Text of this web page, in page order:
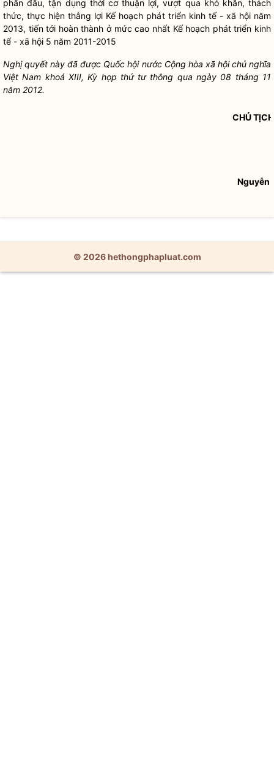
phấn đấu, tận dụng thời cơ thuận lợi, vượt qua khó khăn, thách
thức, thực hiện thắng lợi Kế hoạch phát triển kinh tế - xã hội năm
2013, tiến tới hoàn thành ở mức cao nhất Kế hoạch phát triển kinh
tế - xã hội 5 năm 2011-2015
Nghị quyết này đã được Quốc hộinước Cộng hòa xã hội chủ nghĩa
Việt Nam khoá XIII, Kỳ họp thứ tư thông qua ngày 08 tháng 11
năm 2012.
CHỦ
Nguyễn
© 2026 hethongphapluat.com